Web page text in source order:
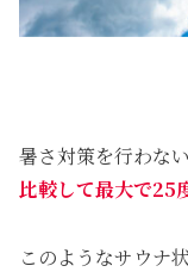
暑さ対策を行わない
比較して最大で25
このようなサウナ